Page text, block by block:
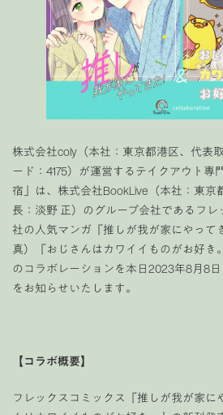
株式会社coly（本社：東京都港区、代表
ード：4175）が運営するテイクアウト専
宿」は、株式会社BookLive（本社：東京
長：淡野 正）のグループ会社であるフ
社の人気マンガ『推しが我が家にやって
真）『おじさんはカワイイものがお好き
のコラボレーションを本日2023年8月8
をお知らせいたします。
【コラボ概要】
フレックスコミックス『推しが我が家に